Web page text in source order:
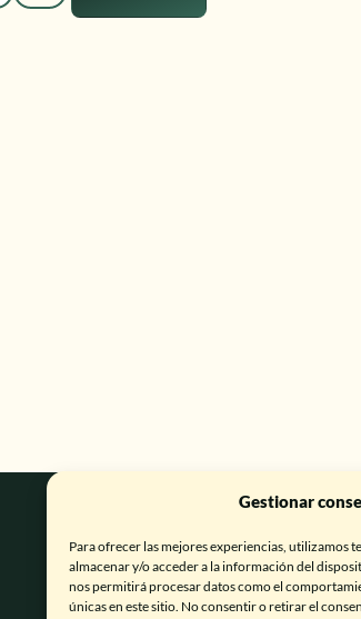
Gestionar
Para ofrecer las mejores experiencias, utilizamos
almacenar y/o acceder a la información del
nos permitirá procesar datos como el
únicas en este sitio. No consentir o retirar el